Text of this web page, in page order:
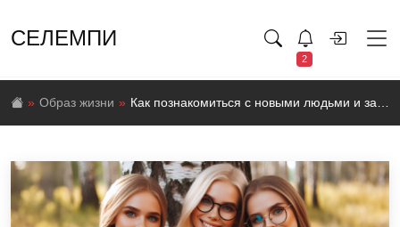
СЕЛЕМПИ
2
Образ жизни Как познакомиться с новыми людьми и завести новых друзей